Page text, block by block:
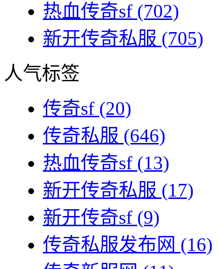
热血传奇sf (702)
新开传奇私服 (705)
人气标签
传奇sf (20)
传奇私服 (646)
热血传奇sf (13)
新开传奇私服 (17)
新开传奇sf (9)
传奇私服发布网 (16)